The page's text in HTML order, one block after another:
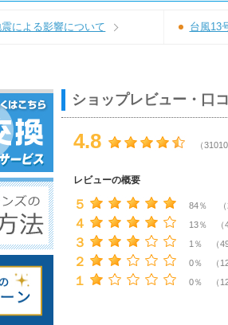
による影響について 台風13
ショップレビュー・口
4.8 （31010
レビューの概要
５ 84％ （
４ 13％ （
３ 1％ （
２ 0％ （
１ 0％ （